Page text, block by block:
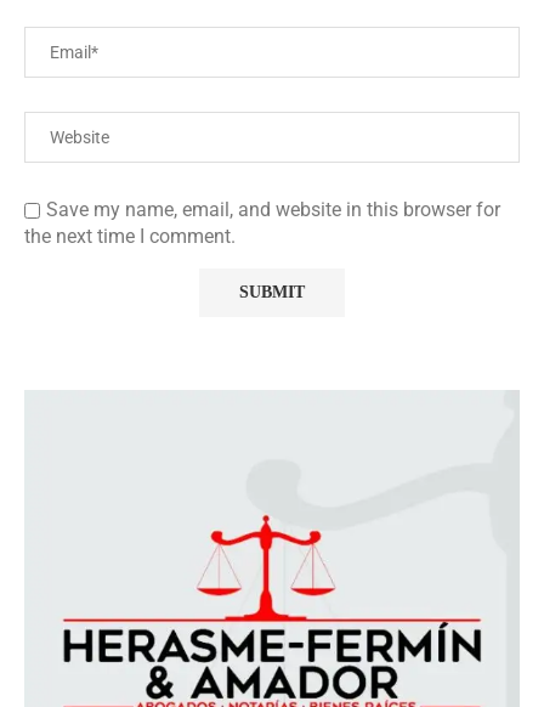
Save my name, email, and website in this browser for
the next time I comment.